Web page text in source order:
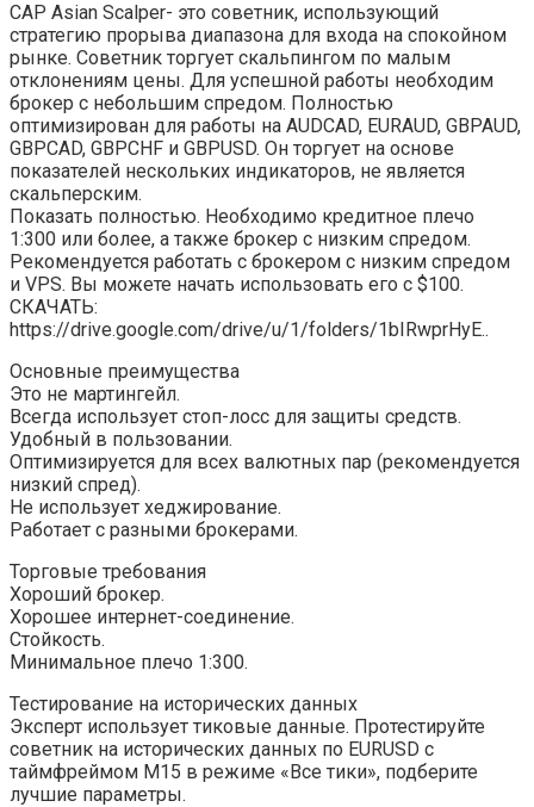
CAP Asian Scalper- это советник, использующий
стратегию прорыва диапазона для входа на спокойном
рынке. Советник торгует скальпингом по малым
отклонениям цены. Для успешной работы необходим
брокер с небольшим спредом. Полностью
оптимизирован для работы на AUDCAD, EURAUD, GBPAUD,
GBPCAD, GBPCHF и GBPUSD. Он торгует на основе
показателей нескольких индикаторов, не является
скальперским.
Показать полностью. Необходимо кредитное плечо
1:300 или более, а также брокер с низким спредом.
Рекомендуется работать с брокером с низким спредом
и VPS. Вы можете начать использовать его с $100.
СКАЧАТЬ:
https://drive.google.com/drive/u/1/folders/1bIRwprHyE..
Основные преимущества
Это не мартингейл.
Всегда использует стоп-лосс для защиты средств.
Удобный в пользовании.
Оптимизируется для всех валютных пар (рекомендуется
низкий спред).
Не использует хеджирование.
Работает с разными брокерами.
Торговые требования
Хороший брокер.
Хорошее интернет-соединение.
Стойкость.
Минимальное плечо 1:300.
Тестирование на исторических данных
Эксперт использует тиковые данные. Протестируйте
советник на исторических данных по EURUSD с
таймфреймом M15 в режиме «Все тики», подберите
лучшие параметры.